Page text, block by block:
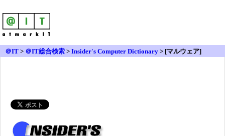
＠IT > ＠IT総合検索 > Insider's Computer Dictionary > [マルウェア]